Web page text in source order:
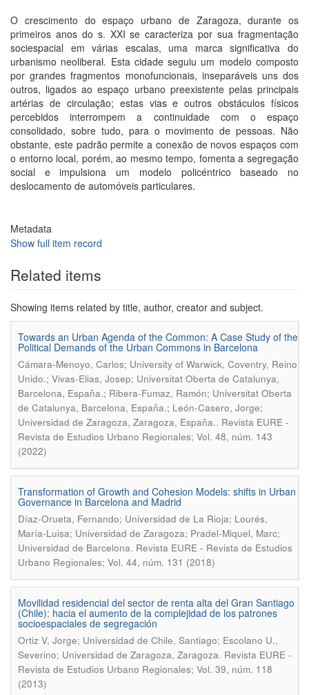
O crescimento do espaço urbano de Zaragoza, durante os
primeiros anos do s. XXI se caracteriza por sua fragmentação
sociespacial em várias escalas, uma marca significativa do
urbanismo neoliberal. Esta cidade seguiu um modelo composto
por grandes fragmentos monofuncionais, inseparáveis uns dos
outros, ligados ao espaço urbano preexistente pelas principais
artérias de circulação; estas vias e outros obstáculos físicos
percebidos interrompem a continuidade com o espaço
consolidado, sobre tudo, para o movimento de pessoas. Não
obstante, este padrão permite a conexão de novos espaços com
o entorno local, porém, ao mesmo tempo, fomenta a segregação
social e impulsiona um modelo policéntrico baseado no
deslocamento de automóveis particulares.
Metadata
Show full item record
Related items
Showing items related by title, author, creator and subject.
Towards an Urban Agenda of the Common: A Case Study of the
Political Demands of the Urban Commons in Barcelona
Cámara-Menoyo, Carlos; University of Warwick, Coventry, Reino
Unido.; Vivas-Elias, Josep; Universitat Oberta de Catalunya,
Barcelona, España.; Ribera-Fumaz, Ramón; Universitat Oberta
de Catalunya, Barcelona, España.; León-Casero, Jorge;
Universidad de Zaragoza, Zaragoza, España.. Revista EURE -
Revista de Estudios Urbano Regionales; Vol. 48, núm. 143
(2022)
Transformation of Growth and Cohesion Models: shifts in Urban
Governance in Barcelona and Madrid
Díaz-Orueta, Fernando; Universidad de La Rioja; Lourés,
María-Luisa; Universidad de Zaragoza; Pradel-Miquel, Marc;
Universidad de Barcelona. Revista EURE - Revista de Estudios
Urbano Regionales; Vol. 44, núm. 131 (2018)
Movilidad residencial del sector de renta alta del Gran Santiago
(Chile): hacia el aumento de la complejidad de los patrones
socioespaciales de segregación
Ortiz V, Jorge; Universidad de Chile, Santiago; Escolano U.,
Severino; Universidad de Zaragoza, Zaragoza. Revista EURE -
Revista de Estudios Urbano Regionales; Vol. 39, núm. 118
(2013)